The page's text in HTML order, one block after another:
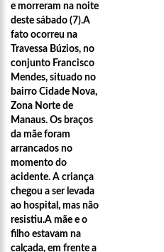
e morreram na noite
deste sábado (7).A
fato ocorreu na
Travessa Búzios, no
conjunto Francisco
Mendes, situado no
bairro Cidade Nova,
Zona Norte de
Manaus. Os braços
da mãe foram
arrancados no
momento do
acidente. A criança
chegou a ser levada
ao hospital, mas não
resistiu.A mãe e o
filho estavam na
calçada, em frente a